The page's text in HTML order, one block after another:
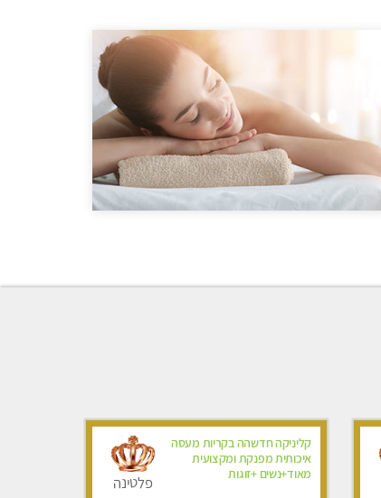
קליניקה חדשהה בקריות מעסה
איכותית מפנקת ומקצועית
מאוד+נשים +זוגות
פלטינה